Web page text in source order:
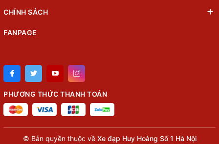
CHÍNH SÁCH
FANPAGE
PHƯƠNG THỨC THANH TOÁN
© Bản quyền thuộc về Xe đạp Huy Hoàng Số 1 Hà Nội